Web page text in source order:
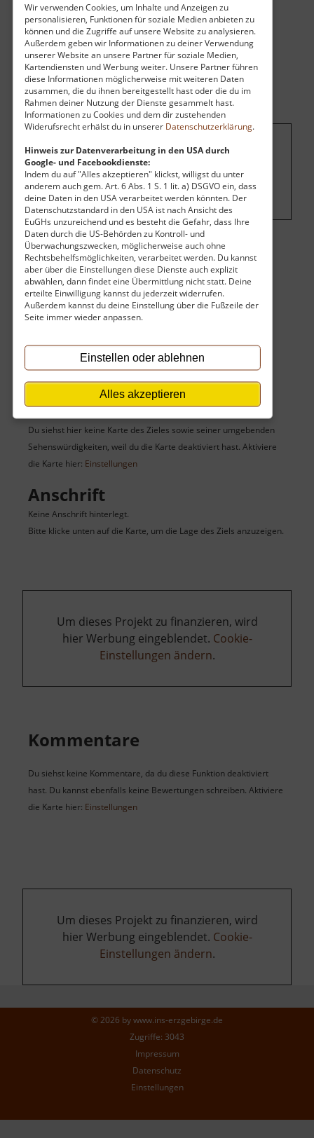
Wir verwenden Cookies, um Inhalte und Anzeigen zu
personalisieren, Funktionen für soziale Medien anbieten zu
können und die Zugriffe auf unsere Website zu analysieren.
Außerdem geben wir Informationen zu deiner Verwendung
unserer Website an unsere Partner für soziale Medien,
Kartendiensten und Werbung weiter. Unsere Partner führen
diese Informationen möglicherweise mit weiteren Daten
zusammen, die du ihnen bereitgestellt hast oder die du im
Rahmen deiner Nutzung der Dienste gesammelt hast.
Informationen zu Cookies und dem dir zustehenden
Widerufsrecht erhälst du in unserer Datenschutzerklärung.
Hinweis zur Datenverarbeitung in den USA durch
Google- und Facebookdienste:
Indem du auf "Alles akzeptieren" klickst, willigst du unter
anderem auch gem. Art. 6 Abs. 1 S. 1 lit. a) DSGVO ein, dass
deine Daten in den USA verarbeitet werden könnten. Der
Datenschutzstandard in den USA ist nach Ansicht des
EuGHs unzureichend und es besteht die Gefahr, dass Ihre
Daten durch die US-Behörden zu Kontroll- und
Überwachungszwecken, möglicherweise auch ohne
Rechtsbehelfsmöglichkeiten, verarbeitet werden. Du kannst
aber über die Einstellungen diese Dienste auch explizit
abwählen, dann findet eine Übermittlung nicht statt. Deine
erteilte Einwilligung kannst du jederzeit widerrufen.
Außerdem kannst du deine Einstellung über die Fußzeile der
Seite immer wieder anpassen.
Einstellen oder ablehnen
Alles akzeptieren
Um dieses Projekt zu finanzieren, wird
hier Werbung eingeblendet.Cookie-
Einstellungen ändern.
Eintritt
Der Eintritt ist kostenlos.
Öffnungszeiten
Du siehst hier keine Karte des Zieles sowie seiner umgebenden
Sehenswürdigkeiten, weil du die Karte deaktiviert hast. Aktiviere
die Karte hier: Einstellungen
Anschrift
Keine Anschrift hinterlegt.
Bitte klicke unten auf die Karte, um die Lage des Ziels anzuzeigen.
Um dieses Projekt zu finanzieren, wird
hier Werbung eingeblendet. Cookie-
Einstellungen ändern.
Kommentare
Du siehst keine Kommentare, da du diese Funktion deaktiviert
hast. Du kannst ebenfalls keine Bewertungen schreiben. Aktiviere
die Karte hier: Einstellungen
Um dieses Projekt zu finanzieren, wird
hier Werbung eingeblendet. Cookie-
Einstellungen ändern.
© 2026 bywww.ins-erzgebirge.de
Zugriffe: 3043
Impressum
Datenschutz
Einstellungen